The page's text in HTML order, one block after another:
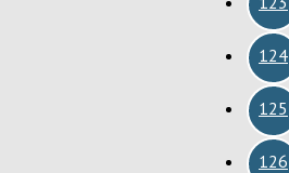
124
125
126